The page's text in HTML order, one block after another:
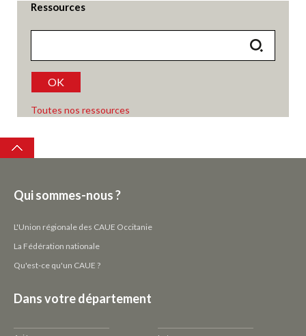
Ressources
OK
Toutes nos ressources
Top
Qui sommes-nous ?
L'Union régionale des CAUE Occitanie
La Fédération nationale
Qu'est-ce qu'un CAUE ?
Dans votre département